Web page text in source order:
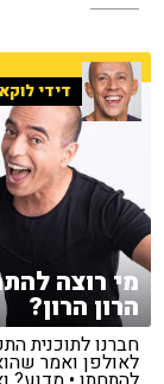
דידי
מי רוצה
הרון הרון?
חברנו לתוכנית
לאולפן ואמר